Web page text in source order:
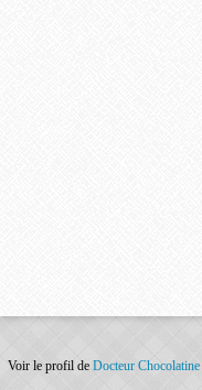
Voir le profil de Docteur Chocolatine